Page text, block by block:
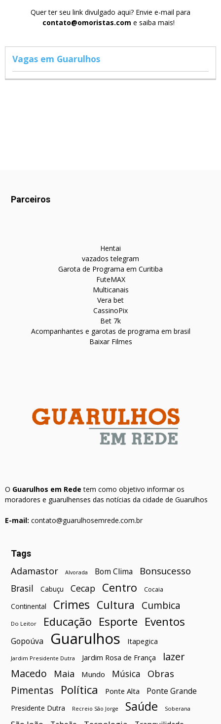
Quer ter seu link divulgado aqui? Envie e-mail para
contato@omoristas.com e saiba mais!
Vagas em Guarulhos
Parceiros
Hentai
vazados telegram
Garota de Programa em Curitiba
FuteMAX
Multicanais
Vera bet
CassinoPix
Bet 7k
Acompanhantes e garotas de programa em brasil
Baixar Filmes
O Guarulhos em Rede tem como objetivo informar os
moradores e guarulhenses das notícias da cidade de Guarulhos
E-mail: contato@guarulhosemrede.com.br
Tags
Adamastor Alvorada Bom Clima Bonsucesso
Brasil Cabuçu Cecap Centro Cocaia
Continental Crimes Cultura Cumbica
Do Leitor Educação Esporte Eventos
Gopoúva Guarulhos Itapegica
Jardim Presidente Dutra Jardim Rosa de França
lazer
Macedo
Maia Mundo Música Obras
Pimentas Política Ponte Alta Ponte Grande
Presidente Dutra Recreio São Jorge Saúde Soberana